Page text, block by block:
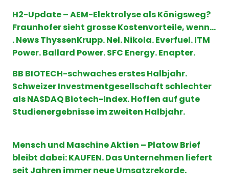
H2-Update – AEM-Elektrolyse als Königsweg?
Fraunhofer sieht grosse Kostenvorteile, wenn…
. News ThyssenKrupp. Nel. Nikola. Everfuel. ITM
Power. Ballard Power. SFC Energy. Enapter.
BB BIOTECH-schwaches erstes Halbjahr.
Schweizer Investmentgesellschaft schlechter
als NASDAQ Biotech-Index. Hoffen auf gute
Studienergebnisse im zweiten Halbjahr.
Mensch und Maschine Aktien – Platow Brief
bleibt dabei: KAUFEN. Das Unternehmen liefert
seit Jahren immer neue Umsatzrekorde.